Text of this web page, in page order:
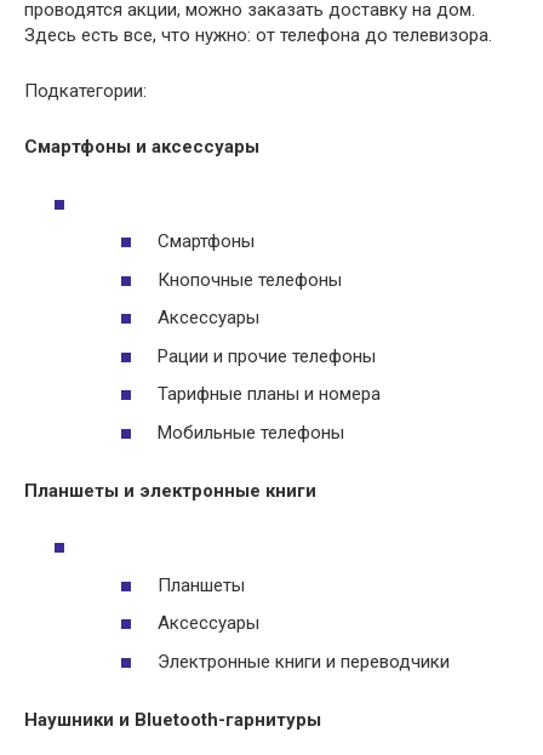
проводятся акции, можно заказать доставку на дом.
Здесь есть все, что нужно: от телефона до телевизора.
Подкатегории:
Смартфоны и аксессуары
Смартфоны
Кнопочные телефоны
Аксессуары
Рации и прочие телефоны
Тарифные планы и номера
Мобильные телефоны
Планшеты и электронные книги
Планшеты
Аксессуары
Электронные книги и переводчики
Наушники и Bluetooth-гарнитуры